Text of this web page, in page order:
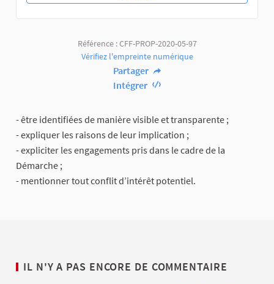
Référence : CFF-PROP-2020-05-97
Vérifiez l'empreinte numérique
Partager
Intégrer
- être identifiées de manière visible et transparente ;
- expliquer les raisons de leur implication ;
- expliciter les engagements pris dans le cadre de la
Démarche ;
- mentionner tout conflit d’intérêt potentiel.
IL N'Y A PAS ENCORE DE COMMENTAIRE